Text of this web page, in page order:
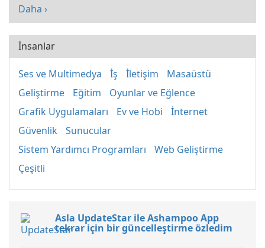
Daha ›
İnsanlar
Ses ve Multimedya İş İletişim
Masaüstü
Geliştirme
Eğitim
Oyunlar ve Eğlence
Grafik Uygulamaları
Ev ve Hobi
İnternet
Güvenlik
Sunucular
Sistem Yardımcı Programları
Web Geliştirme
Çeşitli
Asla UpdateStar ile Ashampoo App
tekrar için bir güncelleştirme özledim